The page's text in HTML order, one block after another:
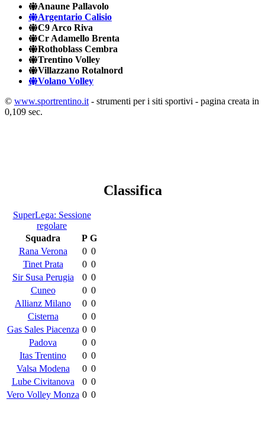
Anaune Pallavolo
Argentario Calisio
C9 Arco Riva
Cr Adamello Brenta
Rothoblass Cembra
Trentino Volley
Villazzano Rotalnord
Volano Volley
© www.sportrentino.it - strumenti per i siti sportivi - pagina creata in
0,109 sec.
Classifica
SuperLega: Sessione
regolare
Squadra
P G
Rana Verona
0 0
Tinet Prata
0 0
Sir Susa Perugia
0 0
Cuneo
0 0
Allianz Milano
0 0
Cisterna
0 0
Gas Sales Piacenza 0 0
Padova
0 0
Itas Trentino
0 0
Valsa Modena
0 0
Lube Civitanova
0 0
Vero Volley Monza 0 0